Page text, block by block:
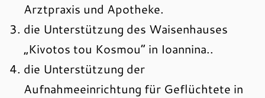
Arztpraxis und Apotheke.
die Unterstützung des Waisenhauses
„Kivotos tou Kosmou“ in Ioannina..
die Unterstützung der
Aufnahmeeinrichtung für Geflüchtete in